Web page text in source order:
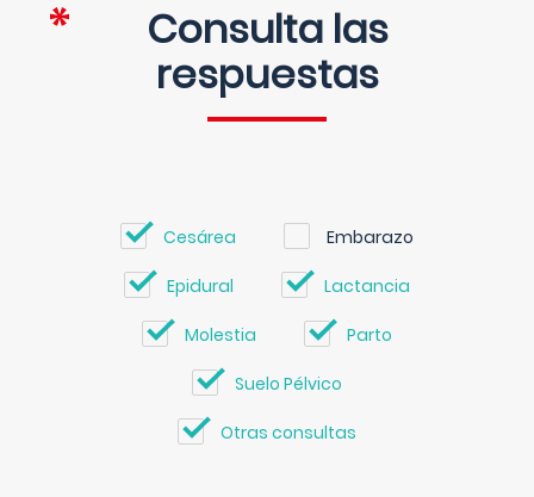
Consulta las
respuestas
Cesárea Embarazo
Epidural Lactancia
Molestia Parto
Suelo Pélvico
Otras consultas